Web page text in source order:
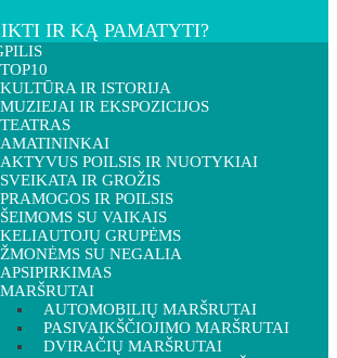
IR KĄ PAMATYTI?
TOP10
KULTŪRA IR ISTORIJA
MUZIEJAI IR EKSPOZICIJOS
TEATRAS
AMATININKAI
AKTYVUS POILSIS IR NUOTYKIAI
SVEIKATA IR GROŽIS
PRAMOGOS IR POILSIS
ŠEIMOMS SU VAIKAIS
KELIAUTOJŲ GRUPĖMS
ŽMONĖMS SU NEGALIA
APSIPIRKIMAS
MARŠRUTAI
AUTOMOBILIŲ MARŠRUTAI
PASIVAIKŠČIOJIMO MARŠRUTAI
DVIRAČIŲ MARŠRUTAI